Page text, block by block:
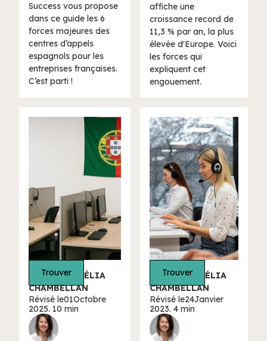
Success vous propose
dans ce guide les 6
forces majeures des
centres d’appels
espagnols pour les
entreprises françaises.
C’est parti !
affiche une
croissance record de
11,3 % par an, la plus
élevée d'Europe. Voici
les forces qui
expliquent cet
engouement.
Trouver
ÉCRIT PAR CÉLIA
CHAMBELLAN
Révisé le01Octobre
2025. 10 min
Trouver
ÉCRIT PAR CÉLIA
CHAMBELLAN
Révisé le24Janvier
2023. 4 min